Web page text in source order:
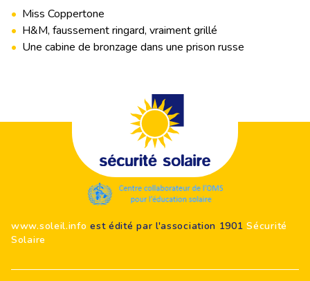
• Miss Coppertone
• H&M, faussement ringard, vraiment grillé
• Une cabine de bronzage dans une prison russe
www.soleil.info est édité par l'association 1901Sécurité
Solaire